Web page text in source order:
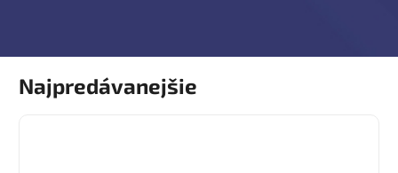
Najpredávanejšie